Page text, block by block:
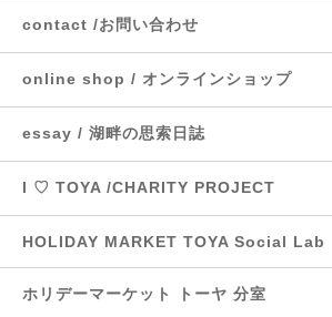
contact /お問い合わせ
online shop / オンラインショップ
essay / 湖畔の思索日誌
I ♡ TOYA /CHARITY PROJECT
HOLIDAY MARKET TOYA Social Lab
ホリデーマーケット トーヤ 分室